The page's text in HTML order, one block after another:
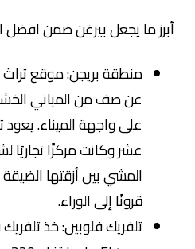
أبرز ما يجعل بيرغن ضمن افضل
منطقة بريجن: موقع تراث
عن صف من المباني
على واجهة الميناء. يعود
عشر وكانت مركزًا تجاريًا
المشي بين أزقتها
قرونًا إلى الوراء.
تلفريك فلوبين: خذ